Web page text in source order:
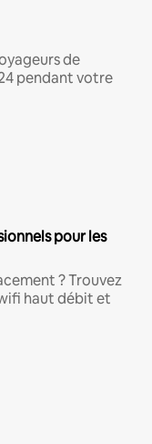
de
pendant votre
pour les
? Trouvez
haut débit et